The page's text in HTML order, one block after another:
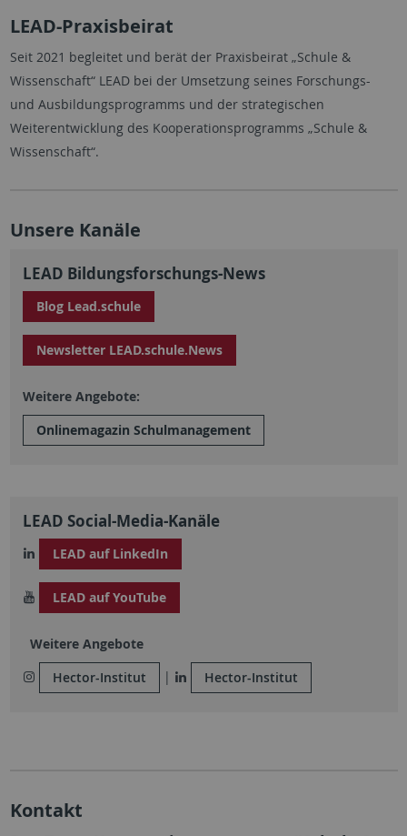
LEAD-Praxisbeirat
Seit 2021 begleitet und berät der Praxisbeirat „Schule &
Wissenschaft“ LEAD bei der Umsetzung seines Forschungs-
und Ausbildungsprogramms und der strategischen
Weiterentwicklung des Kooperationsprogramms „Schule &
Wissenschaft“.
Unsere Kanäle
LEAD Bildungsforschungs-News
Blog Lead.schule
Newsletter LEAD.schule.News
Weitere Angebote:
Onlinemagazin Schulmanagement
LEAD Social-Media-Kanäle
LEAD auf LinkedIn
LEAD auf YouTube
Weitere Angebote
Hector-Institut
| Hector-Institut
Kontakt